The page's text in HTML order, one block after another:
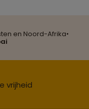
en Noord-Afrika•
cultuur en milieu
vrijheid